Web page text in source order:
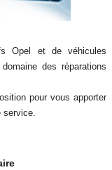
Opel et de véhicules
des réparations
pour vous apporter
service.